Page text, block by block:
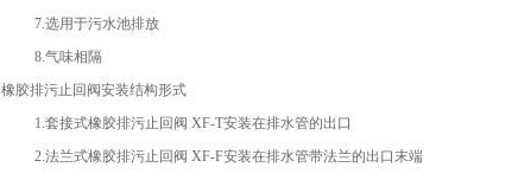
7.选用于污水池排放
8.气味相隔
橡胶排污止回阀安装结构形式
1.套接式橡胶排污止回阀 XF-T安装在排水管的出口
2.法兰式橡胶排污止回阀 XF-F安装在排水管带法兰的出口末端